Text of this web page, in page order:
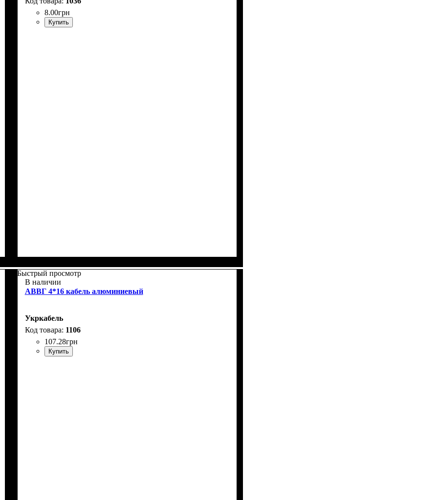
8.00грн
Купить
Быстрый просмотр
В наличии
АВВГ 4*16 кабель алюминиевый
Укркабель
1106
107.28грн
Купить